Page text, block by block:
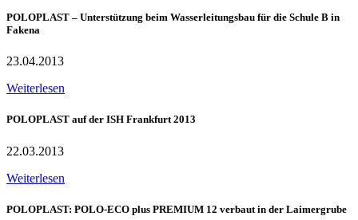
POLOPLAST – Unterstützung beim Wasserleitungsbau für die Schule B in
Fakena
23.04.2013
Weiterlesen
POLOPLAST auf der ISH Frankfurt 2013
22.03.2013
Weiterlesen
POLOPLAST: POLO-ECO plus PREMIUM 12 verbaut in der Laimergrube